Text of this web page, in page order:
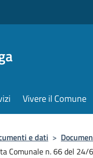
Vivere il Comune
e dati >
Comunale n. 66 del